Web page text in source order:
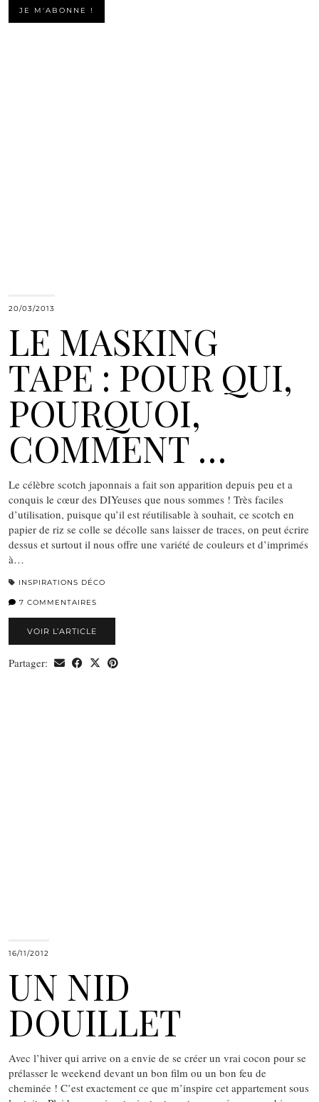
20/03/2013
LE MASKING
TAPE : POUR QUI,
POURQUOI,
COMMENT …
Le célèbre scotch japonnais a fait son apparition depuis peu et a
conquis le cœur des DIYeuses que nous sommes ! Très faciles
d’utilisation, puisque qu’il est réutilisable à souhait, ce scotch en
papier de riz se colle se décolle sans laisser de traces, on peut écrire
dessus et surtout il nous offre une variété de couleurs et d’imprimés
à…
INSPIRATIONS DÉCO
7 COMMENTAIRES
VOIR L’ARTICLE
Partager:
16/11/2012
UN NID
DOUILLET
Avec l’hiver qui arrive on a envie de se créer un vrai cocon pour se
prélasser le weekend devant un bon film ou un bon feu de
cheminée ! C’est exactement ce que m’inspire cet appartement sous